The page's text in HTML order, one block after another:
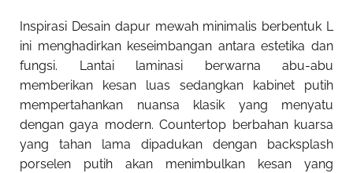
Inspirasi Desain dapur mewah minimalis berbentuk L
ini menghadirkan keseimbangan antara estetika dan
fungsi. Lantai laminasi berwarna abu-abu
memberikan kesan luas sedangkan kabinet putih
mempertahankan nuansa klasik yang menyatu
dengan gaya modern. Countertop berbahan kuarsa
yang tahan lama dipadukan dengan backsplash
porselen putih akan menimbulkan kesan yang